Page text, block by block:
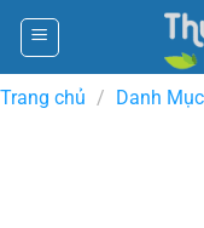
Skip
content
Trang chủ / Danh